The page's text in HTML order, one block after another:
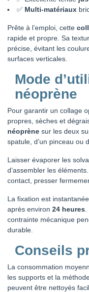
✅ Multi-matériaux
Prête à l’emploi, cette
rapide et propre. Sa
précise, évitant les
surfaces verticales.
Mode
néoprène
Pour garantir un collage
propres, sèches et
néoprène sur les deux
spatule, d’un pinceau ou
Laisser évaporer les
d’assembler les
contact, presser
La fixation est
après environ 24 heures
contrainte mécanique
durable.
Conseils
La consommation
les supports et la
peuvent être nettoyés